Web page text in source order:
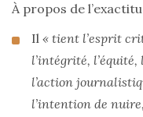
À propos de
Il « tient l’esprit
l’intégrité,
l’action
l’intention de